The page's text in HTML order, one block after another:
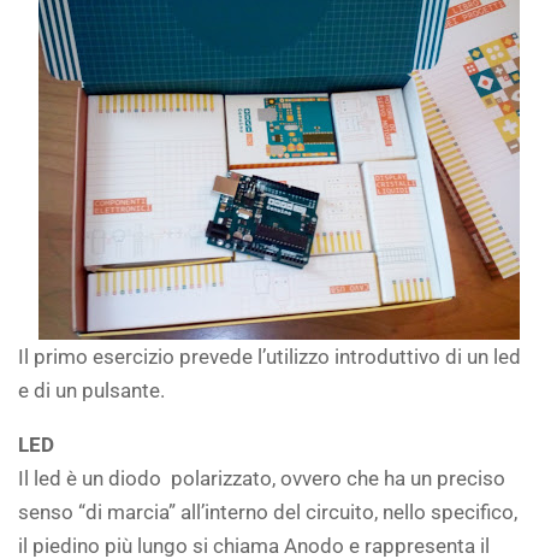
Il primo esercizio prevede l’utilizzo introduttivo di un led
e di un pulsante.
LED
Il led è un diodo polarizzato, ovvero che ha un preciso
senso “di marcia” all’interno del circuito, nello specifico,
il piedino più lungo si chiama Anodo e rappresenta il